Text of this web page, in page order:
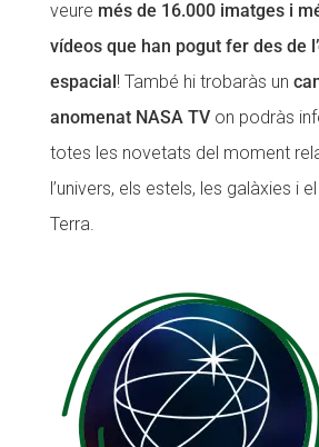
veure més de 16.000 imatges i
vídeos que han pogut fer des de
espacial ! També hi trobaràs un
anomenat NASA TVon podràs
totes les novetats del moment
l’univers, els estels, les galàxies i
Terra.